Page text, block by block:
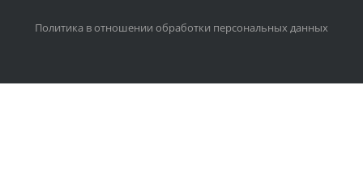
Политика в отношении обработки персональных данных